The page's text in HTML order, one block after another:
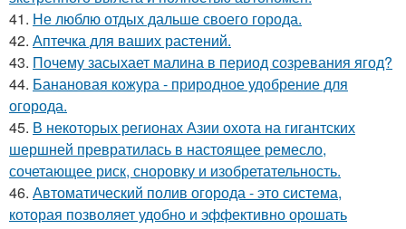
41. Не люблю отдых дальше своего города.
42. Аптечка для ваших растений.
43. Почему засыхает малина в период созревания ягод?
44. Банановая кожура - природное удобрение для
огорода.
45. В некоторых регионах Азии охота на гигантских
шершней превратилась в настоящее ремесло,
сочетающее риск, сноровку и изобретательность.
46. Автоматический полив огорода - это система,
которая позволяет удобно и эффективно орошать